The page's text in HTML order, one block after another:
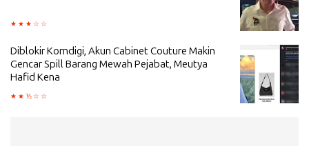
Diblokir Komdigi, Akun Cabinet Couture Makin
Gencar Spill Barang Mewah Pejabat, Meutya
Hafid Kena